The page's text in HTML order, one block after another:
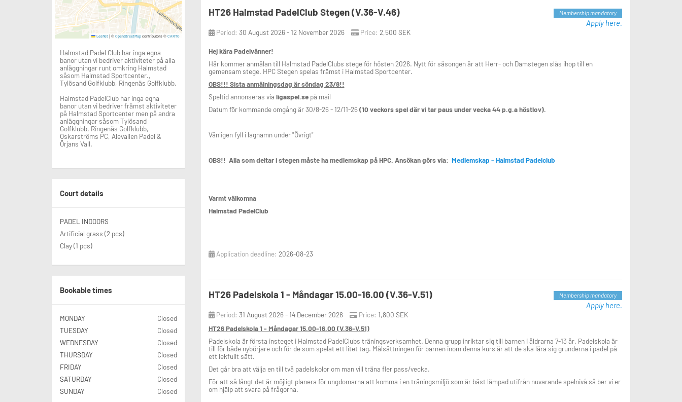
Membership mandatory
Apply here.
HT26 Halmstad PadelClub Stegen (V.36-V.46)
Period: 30 August 2026 - 12 November 2026 Price: 2,500 SEK
Hej kära Padelvänner!
Här kommer anmälan till Halmstad PadelClubs stege för hösten 2026. Nytt för säsongen är att Herr- och Damstegen slås ihop till en
gemensam stege. HPC Stegen spelas främst i Halmstad Sportcenter.
OBS!!! Sista anmälningsdag är söndag 23/8!!
Speltid annonseras via ligaspel.sepå mail
Datum för kommande omgång är 30/8-26 - 12/11-26(10 veckors spel där vi tar paus under vecka 44 p.g.a höstlov).
Vänligen fyll i lagnamn under "Övrigt"
OBS!! Alla som deltar i stegen måste ha medlemskap på HPC. Ansökan görs via: Medlemskap - Halmstad Padelclub
Varmt välkomna
Halmstad PadelClub
Application deadline: 2026-08-23
Membership mandatory
Apply here.
HT26 Padelskola 1 - Måndagar 15.00-16.00 (V.36-V.51)
Period: 31 August 2026 - 14 December 2026 Price: 1,800 SEK
HT26 Padelskola 1 - Måndagar 15.00-16.00 (V.36-V.51)
Padelskola är första insteget i Halmstad PadelClubs träningsverksamhet. Denna grupp inriktar sig till barnen i åldrarna 7-13 år. Padelskola är
till för både nybörjare och för de som spelat ett litet tag. Målsättningen för barnen inom denna kurs är att de ska lära sig grunderna i padel på
ett lekfullt sätt.
Det går bra att välja en till två padelskolor om man vill träna fler pass/vecka.
För att så långt det är möjligt planera för ungdomarna att komma i en träningsmiljö som är bäst lämpad utifrån nuvarande spelnivå så ber vi er
om hjälp att svara på frågorna.
Leaflet |© OpenStreetMapcontributors © CARTO
Halmstad Padel Club har inga egna
banor utan vi bedriver aktiviteter på alla
anläggningar runt omkring Halmstad
såsom Halmstad Sportcenter.,
Tylösand Golfklubb, Ringenäs Golfklubb.
Halmstad PadelClub har inga egna
banor utan vi bedriver främst aktiviteter
på Halmstad Sportcenter men på andra
anläggningar såsom Tylösand
Golfklubb, Ringenäs Golfklubb,
Oskarströms PC, Alevallen Padel &
Örjans Vall.
Court details
PADEL INDOORS
Artificial grass (2 pcs)
Clay (1 pcs)
Bookable times
MONDAY
Closed
TUESDAY
Closed
WEDNESDAY
Closed
THURSDAY
Closed
FRIDAY
Closed
SATURDAY
Closed
SUNDAY
Closed